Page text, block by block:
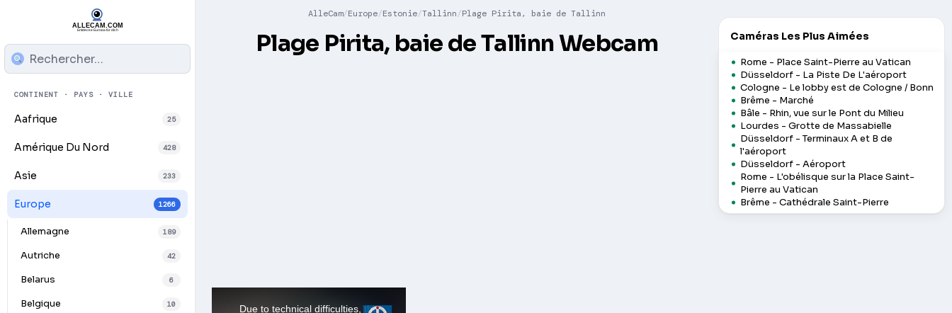
CONTINENT · PAYS · VILLE
Aafrique 25
Amérique Du Nord 428
Asie 233
Europe 1266
Allemagne 189
Autriche 42
Belarus 6
Belgique 10
AlleCam Europe Estonie Tallinn Plage Pirita, baie de Tallinn
Plage Pirita, baie de Tallinn Webcam Caméras Les Plus Aimées
Rome - Place Saint-Pierre au Vatican
Düsseldorf - La Piste De L'aéroport
Cologne - Le lobby est de Cologne / Bonn
Brême - Marché
Bâle - Rhin, vue sur le Pont du Milieu
Lourdes - Grotte de Massabielle
Düsseldorf - Terminaux A et B de
l'aéroport
Düsseldorf - Aéroport
Rome - L'obélisque sur la Place Saint-
Pierre au Vatican
Brême - Cathédrale Saint-Pierre